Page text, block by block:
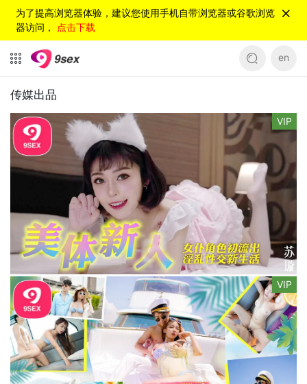
为了提高浏览器体验，建议您使用手机自带浏览器或谷歌浏览
器访问， 点击下载
en
传媒出品
VIP
VIP